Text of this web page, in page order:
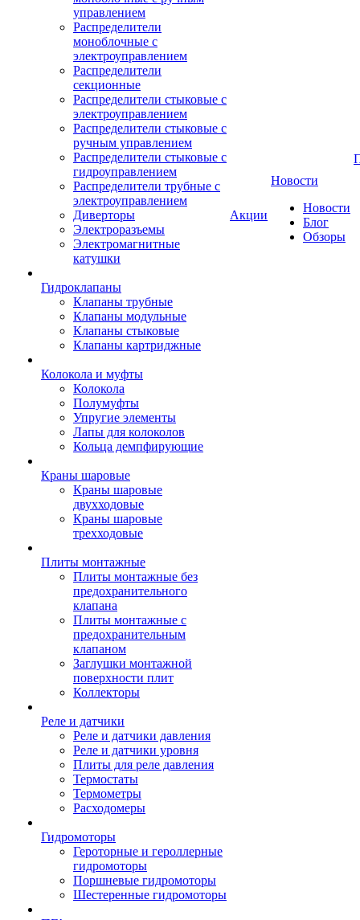
управлением
Распределители
моноблочные с
электроуправлением
Распределители
секционные
Распределители стыковые с
электроуправлением
Распределители стыковые с
ручным управлением
Распределители стыковые с
гидроуправлением
Распределители трубные с
электроуправлением
Диверторы
Электроразъемы
Электромагнитные
катушки
Гидроклапаны
Клапаны трубные
Клапаны модульные
Клапаны стыковые
Клапаны картриджные
Колокола и муфты
Колокола
Полумуфты
Упругие элементы
Лапы для колоколов
Кольца демпфирующие
Краны шаровые
Краны шаровые
двухходовые
Краны шаровые
трехходовые
Плиты монтажные
Плиты монтажные без
предохранительного
клапана
Плиты монтажные с
предохранительным
клапаном
Заглушки монтажной
поверхности плит
Коллекторы
Реле и датчики
Реле и датчики давления
Реле и датчики уровня
Плиты для реле давления
Термостаты
Термометры
Расходомеры
Гидромоторы
Героторные и героллерные
гидромоторы
Поршневые гидромоторы
Шестеренные гидромоторы
Акции
Новости
Новости
Блог
Обзоры